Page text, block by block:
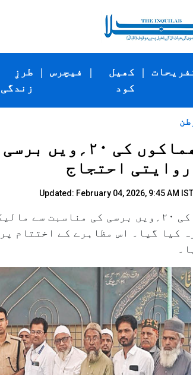
طرزِ
زندگی
| فیچرس |
کھیل
کود
|
شب برأت بم
احتجاج
Updated: February 04, 2026, 9:45 AM IST
شب برأت بم دھماکوں کی ۲۰؍ویں برسی
کیا گیا۔ اس مظاہرے کے اختتام